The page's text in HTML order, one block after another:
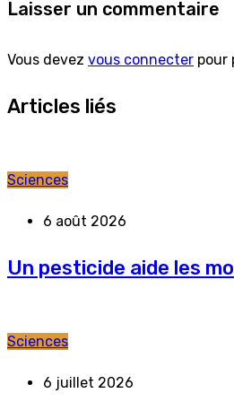
Laisser un commentaire
Vous devez vous connecter pour
Articles liés
Sciences
6 août 2026
Un pesticide aide les
Sciences
6 juillet 2026